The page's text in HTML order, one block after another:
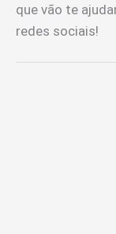
que vão te
redes sociais!